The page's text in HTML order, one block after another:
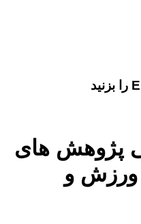
پژوهش های
ورزش و